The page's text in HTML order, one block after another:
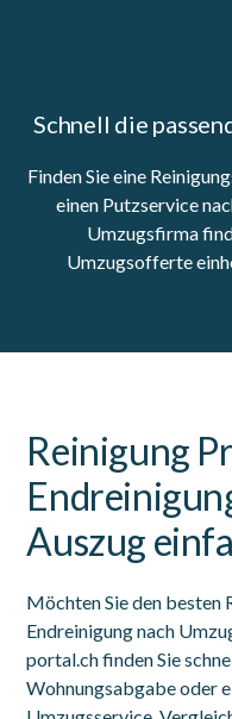
Schnell die
Finden Sie eine
einen Putzservice
Umzugsfirma
Umzugsofferte
Reinigung
Auszug
Möchten Sie den besten
Endreinigung nach
portal.ch finden Sie
Wohnungsabgabe oder